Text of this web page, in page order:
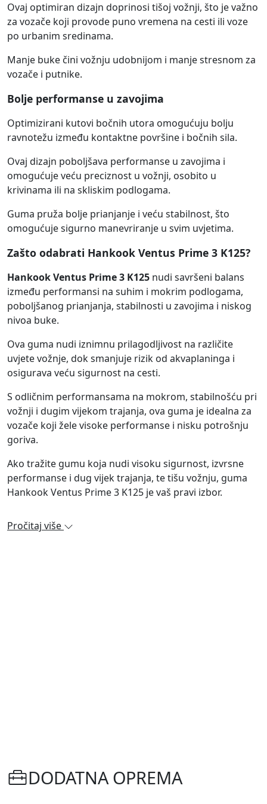
Ovaj optimiran dizajn doprinosi tišoj vožnji, što je važno
za vozače koji provode puno vremena na cesti ili voze
po urbanim sredinama.
Manje buke čini vožnju udobnijom i manje stresnom za
vozače i putnike.
Bolje performanse u zavojima
Optimizirani kutovi bočnih utora omogućuju bolju
ravnotežu između kontaktne površine i bočnih sila.
Ovaj dizajn poboljšava performanse u zavojima i
omogućuje veću preciznost u vožnji, osobito u
krivinama ili na skliskim podlogama.
Guma pruža bolje prianjanje i veću stabilnost, što
omogućuje sigurno manevriranje u svim uvjetima.
Zašto odabrati Hankook Ventus Prime 3 K125?
Hankook Ventus Prime 3 K125 nudi savršeni balans
između performansi na suhim i mokrim podlogama,
poboljšanog prianjanja, stabilnosti u zavojima i niskog
nivoa buke.
Ova guma nudi iznimnu prilagodljivost na različite
uvjete vožnje, dok smanjuje rizik od akvaplaninga i
osigurava veću sigurnost na cesti.
S odličnim performansama na mokrom, stabilnošću pri
vožnji i dugim vijekom trajanja, ova guma je idealna za
vozače koji žele visoke performanse i nisku potrošnju
goriva.
Ako tražite gumu koja nudi visoku sigurnost, izvrsne
performanse i dug vijek trajanja, te tišu vožnju, guma
Hankook Ventus Prime 3 K125 je vaš pravi izbor.
Pročitaj više
DODATNA OPREMA